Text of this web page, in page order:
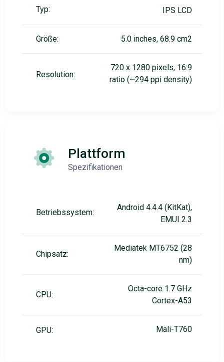
Typ: IPS LCD
Größe: 5.0 inches, 68.9 cm2
Resolution:
720 x 1280 pixels, 16:9
ratio (~294 ppi density)
Plattform
Spezifikationen
Betriebssystem:
Android 4.4.4 (KitKat),
EMUI 2.3
Chipsatz:
Mediatek MT6752 (28
nm)
CPU:
Octa-core 1.7 GHz
Cortex-A53
GPU: Mali-T760